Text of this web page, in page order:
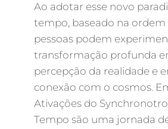
Ao adotar esse novo
tempo, baseado na ordem
pessoas podem
transformação profunda
percepção da realidade e
conexão com o cosmos.
Ativações do
Tempo são uma jornada